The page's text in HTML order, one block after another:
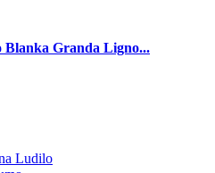
Granda Ligno...
Ludilo